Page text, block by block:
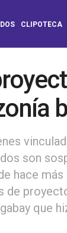
CLIPOTECA
son
hace
que